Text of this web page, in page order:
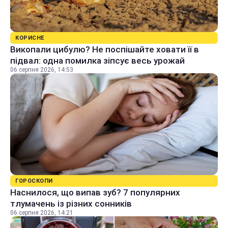
КОРИСНЕ
Викопали цибулю? Не поспішайте ховати її в
підвал: одна помилка зіпсує весь урожай
06 серпня 2026, 14:53
ГОРОСКОПИ
Наснилося, що випав зуб? 7 популярних
тлумачень із різних сонників
06 серпня 2026, 14:21